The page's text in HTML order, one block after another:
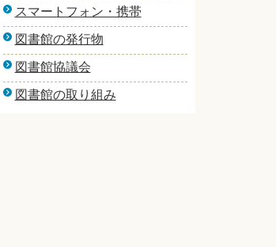
スマートフォン・携帯
図書館の発行物
図書館協議会
図書館の取り組み